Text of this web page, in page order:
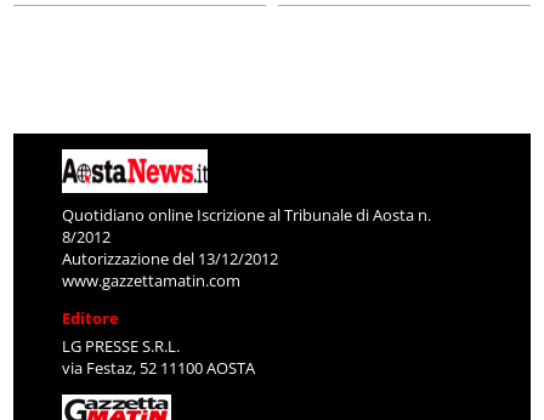
Quotidiano online Iscrizione al Tribunale di Aosta n.
8/2012
Autorizzazione del 13/12/2012
www.gazzettamatin.com
Editore
LG PRESSE S.R.L.
via Festaz, 52 11100 AOSTA